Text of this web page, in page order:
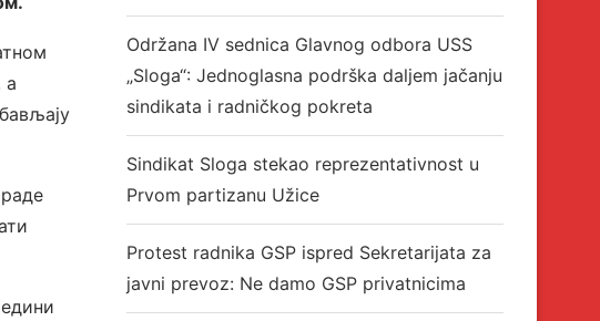
а
Održana IV sednica Glavnog odbora USS
„Sloga“: Jednoglasna podrška daljem jačanju
sindikata i radničkog pokreta
Sindikat Sloga stekao reprezentativnost u
Prvom partizanu Užice
Protest radnika GSP ispred Sekretarijata za
javni prevoz: Ne damo GSP privatnicima